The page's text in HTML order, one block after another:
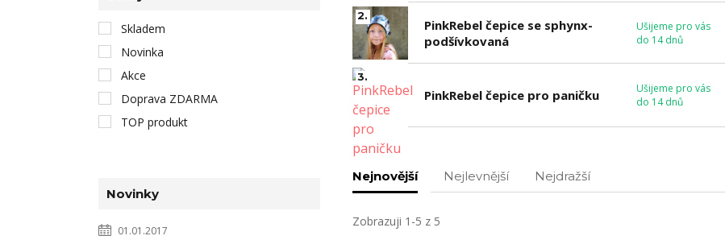
2.
PinkRebel čepice se sphynx-
podšívkovaná
Ušijeme pro vás
do 14 dnů
3.
PinkRebel čepice pro paničku
Ušijeme pro vás
do 14 dnů
Nejnovější Nejlevnější Nejdražší
Zobrazuji 1-5 z 5
Skladem
Novinka
Akce
Doprava ZDARMA
TOP produkt
Novinky
01.01.2017